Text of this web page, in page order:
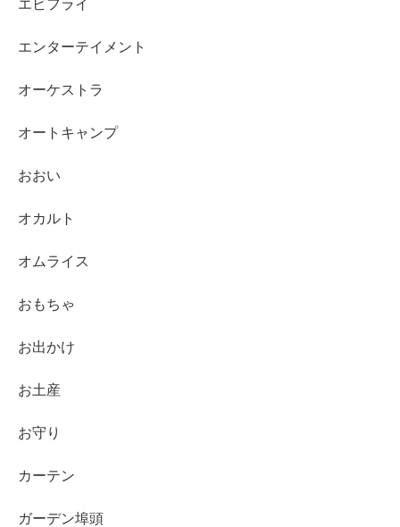
エビフライ
エンターテイメント
オーケストラ
オートキャンプ
おおい
オカルト
オムライス
おもちゃ
お出かけ
お土産
お守り
カーテン
ガーデン埠頭